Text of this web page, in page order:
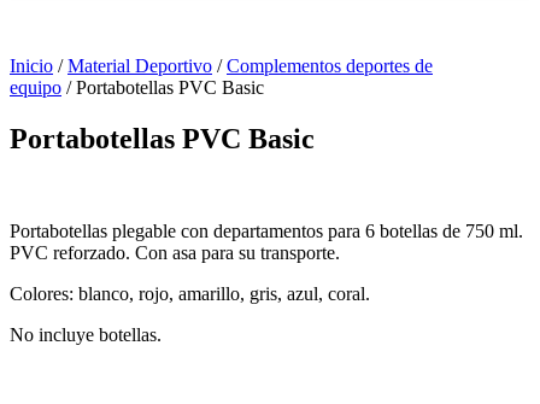
Inicio /Material Deportivo /Complementos deportes de
equipo / Portabotellas PVC Basic
Portabotellas PVC Basic
Portabotellas plegable con departamentos para 6 botellas de 750 ml.
PVC reforzado. Con asa para su transporte.
Colores: blanco, rojo, amarillo, gris, azul, coral.
No incluye botellas.